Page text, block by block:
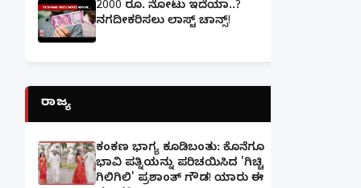
2000 ರೂ. ನೋಟು ಇದೆಯಾ..?
ನಗದೀಕರಿಸಲು ಲಾಸ್ಟ್‌ ಚಾನ್ಸ್‌!
ರಾಜ್ಯ
ಕಂಕಣ ಭಾಗ್ಯ ಕೂಡಿಬಂತು: ಕೊನೆಗೂ
ಭಾವಿ ಪತ್ನಿಯನ್ನು ಪರಿಚಯಿಸಿದ 'ಗಿಚ್ಚಿ
ಗಿಲಿಗಿಲಿ' ಪ್ರಶಾಂತ್ ಗೌಡ! ಯಾರು ಈ